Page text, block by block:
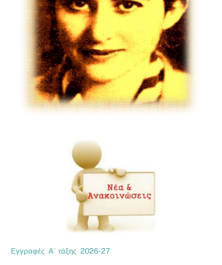
Εγγραφές Α΄ τάξης 2026-27